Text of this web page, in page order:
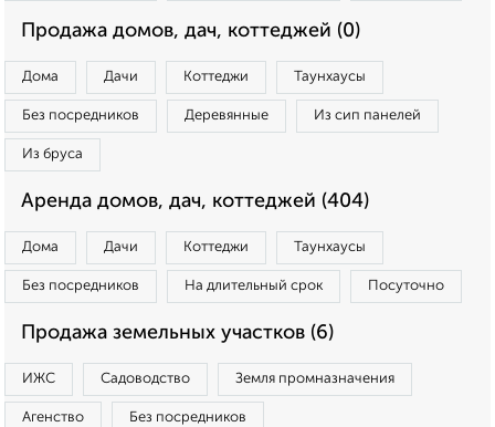
Продажа домов, дач, коттеджей (0)
Дома Дачи Коттеджи Таунхаусы
Без посредников Деревянные Из сип панелей
Из бруса
Аренда домов, дач, коттеджей (404)
Дома Дачи Коттеджи Таунхаусы
Без посредников На длительный срок Посуточно
Продажа земельных участков (6)
ИЖС Садоводство Земля промназначения
Агенство Без посредников